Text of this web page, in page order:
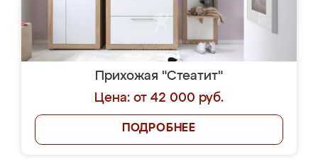
Прихожая "Стеатит"
Цена: от 42 000 руб.
ПОДРОБНЕЕ